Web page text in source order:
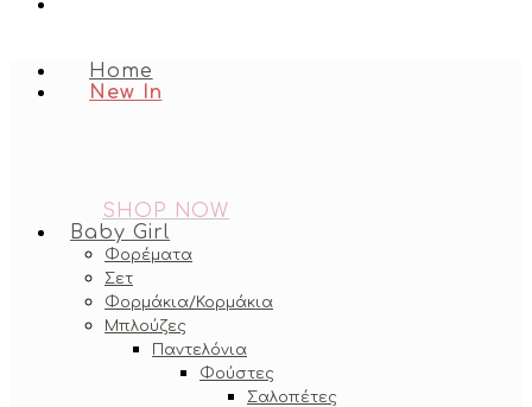
Home
New In
SHOP NOW
Baby Girl
Φορέματα
Σετ
Φορμάκια/Κορμάκια
Μπλούζες
Παντελόνια
Φούστες
Σαλοπέτες